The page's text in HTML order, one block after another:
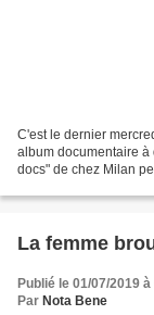
C'est le dernier
album documentaire à
docs" de chez Milan
La femme
Publié le 01/07/2019
Par Nota Bene